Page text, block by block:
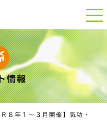
情報
Ｒ８年１～３月開催】気功・